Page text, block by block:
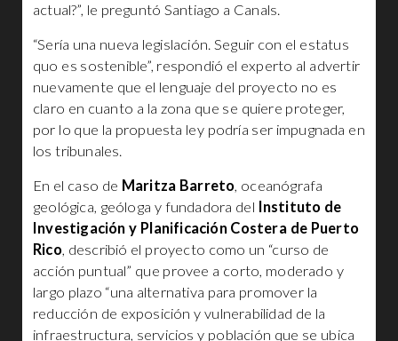
actual?”, le preguntó Santiago a Canals.
“Sería una nueva legislación. Seguir con el estatus
quo es sostenible”, respondió el experto al advertir
nuevamente que el lenguaje del proyecto no es
claro en cuanto a la zona que se quiere proteger,
por lo que la propuesta ley podría ser impugnada en
los tribunales.
En el caso de Maritza Barreto, oceanógrafa
geológica, geóloga y fundadora del Instituto de
Investigación y Planificación Costera de Puerto
Rico, describió el proyecto como un “curso de
acción puntual” que provee a corto, moderado y
largo plazo “una alternativa para promover la
reducción de exposición y vulnerabilidad de la
infraestructura, servicios y población que se ubica